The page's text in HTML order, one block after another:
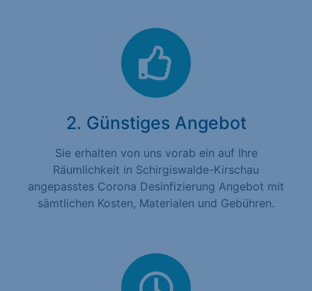
2. Günstiges Angebot
Sie erhalten von uns vorab ein auf Ihre
Räumlichkeit in Schirgiswalde-Kirschau
angepasstes Corona Desinfizierung Angebot mit
sämtlichen Kosten, Materialen und Gebühren.